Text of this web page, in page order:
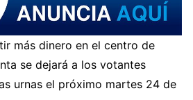
más dinero en el centro de
se dejará a los votantes
urnas el próximo martes 24 de